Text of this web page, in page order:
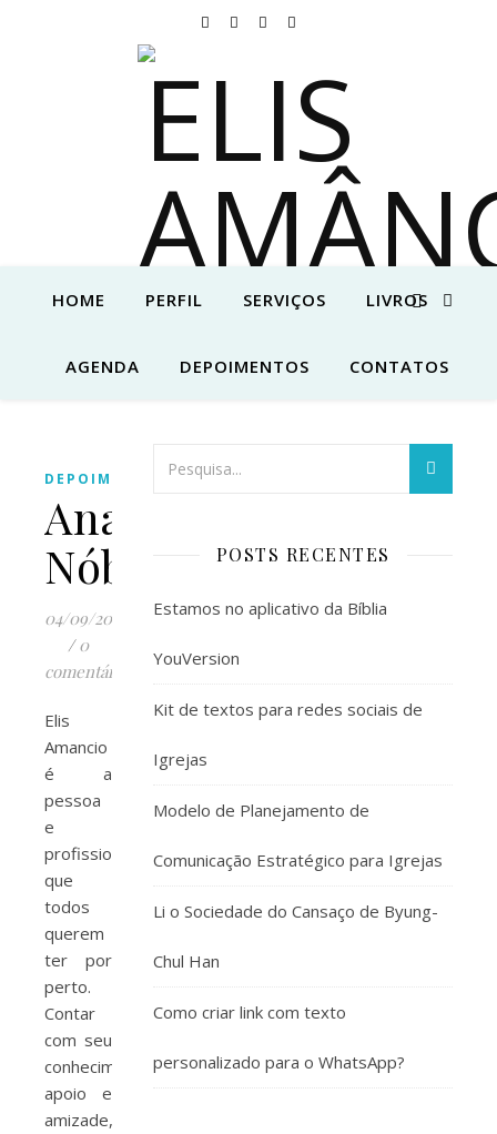
HOME PERFIL SERVIÇOS LIVROS
AGENDA DEPOIMENTOS CONTATOS
DEPOIMENTOS
Ana
Nóbrega
04/09/2015
/ 0
comentários
Elis
Amancio
é a
pessoa
e
profissional
que
todos
querem
ter por
perto.
Contar
com seu
conhecimento,
apoio e
amizade,
POSTS RECENTES
Estamos no aplicativo da Bíblia
YouVersion
Kit de textos para redes sociais de
Igrejas
Modelo de Planejamento de
Comunicação Estratégico para Igrejas
Li o Sociedade do Cansaço de Byung-
Chul Han
Como criar link com texto
personalizado para o WhatsApp?